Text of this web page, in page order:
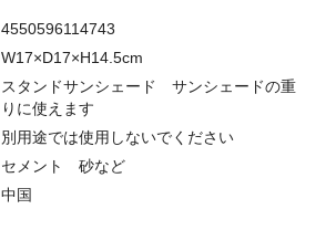
4550596114743
W17×D17×H14.5cm
スタンドサンシェード サンシェードの重
りに使えます
別用途では使用しないでください
セメント 砂など
中国